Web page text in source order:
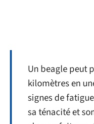
Un beagle peut
kilomètres en
signes de
sa ténacité et